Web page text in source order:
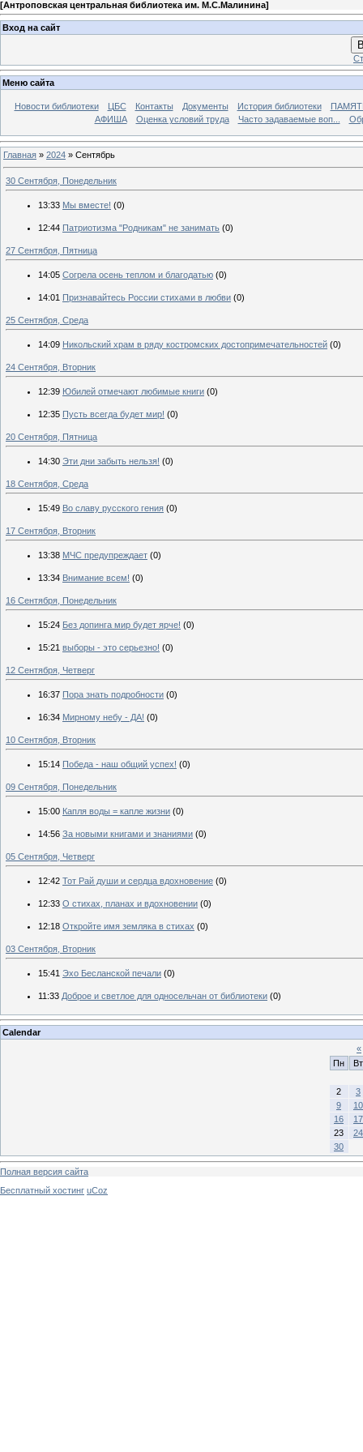
[Антроповская центральная библиотека им. М.С.Малинина]
Вход на сайт
Меню сайта
Новости библиотеки ЦБС Контакты Документы История библиотеки
АФИША
Оценка условий труда Часто задаваемые воп...
Главная » 2024 » Сентябрь
30 Сентября, Понедельник
13:33 Мы вместе! (0)
12:44 Патриотизма "Родникам" не занимать (0)
27 Сентября, Пятница
14:05 Согрела осень теплом и благодатью (0)
14:01 Признавайтесь России стихами в любви (0)
25 Сентября, Среда
14:09 Никольский храм в ряду костромских достопримечательностей (0)
24 Сентября, Вторник
12:39 Юбилей отмечают любимые книги (0)
12:35 Пусть всегда будет мир! (0)
20 Сентября, Пятница
14:30 Эти дни забыть нельзя! (0)
18 Сентября, Среда
15:49 Во славу русского гения (0)
17 Сентября, Вторник
13:38 МЧС предупреждает (0)
13:34 Внимание всем! (0)
16 Сентября, Понедельник
15:24 Без допинга мир будет ярче! (0)
15:21 выборы - это серьезно! (0)
12 Сентября, Четверг
16:37 Пора знать подробности (0)
16:34 Мирному небу - ДА! (0)
10 Сентября, Вторник
15:14 Победа - наш общий успех! (0)
09 Сентября, Понедельник
15:00 Капля воды = капле жизни (0)
14:56 За новыми книгами и знаниями (0)
05 Сентября, Четверг
12:42 Тот Рай души и сердца вдохновение (0)
12:33 О стихах, планах и вдохновении (0)
12:18 Откройте имя земляка в стихах (0)
03 Сентября, Вторник
15:41 Эхо Бесланской печали (0)
11:33 Доброе и светлое для односельчан от библиотеки (0)
Calendar
«
Пн
Вт
2
3
9
10
16
17
23
24
30
Полная версия сайта
Бесплатный хостинг uCoz